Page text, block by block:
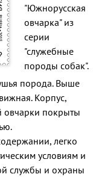
"Южнорусская
овчарка" из
серии
"служебные
породы собак".
порода. Выше
Корпус,
овчарки покрыты
легко
условиям и
службы и охраны